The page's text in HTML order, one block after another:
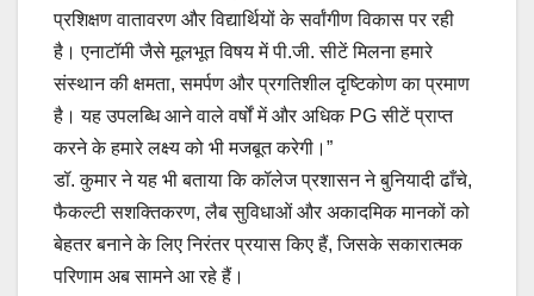
प्रशिक्षण वातावरण और विद्यार्थियों के सर्वांगीण विकास पर रही
है। एनाटॉमी जैसे मूलभूत विषय में पी.जी. सीटें मिलना हमारे
संस्थान की क्षमता, समर्पण और प्रगतिशील दृष्टिकोण का प्रमाण
है। यह उपलब्धि आने वाले वर्षों में और अधिक PG सीटें प्राप्त
करने के हमारे लक्ष्य को भी मजबूत करेगी।”
डॉ. कुमार ने यह भी बताया कि कॉलेज प्रशासन ने बुनियादी ढाँचे,
फैकल्टी सशक्तिकरण, लैब सुविधाओं और अकादमिक मानकों को
बेहतर बनाने के लिए निरंतर प्रयास किए हैं, जिसके सकारात्मक
परिणाम अब सामने आ रहे हैं।